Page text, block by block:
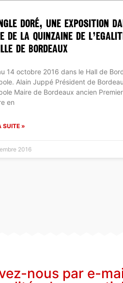
DORÉ, une exposition
de la Quinzaine de
de Bordeaux
14 octobre 2016 dans le Hall de
Alain Juppé Président de
Maire de Bordeaux ancien Premier
en
SUITE »
2016
nous par e-